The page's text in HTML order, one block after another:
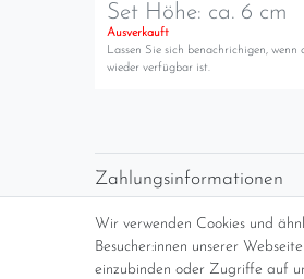
Set Höhe: ca. 6 cm
Ausverkauft
Lassen Sie sich benachrichigen, wenn
wieder verfügbar ist.
Wir verwenden Cookies und
Besucher:innen unserer
einzubinden oder Zugriffe auf
Zahlungsinformationen
Paypal
Abholung